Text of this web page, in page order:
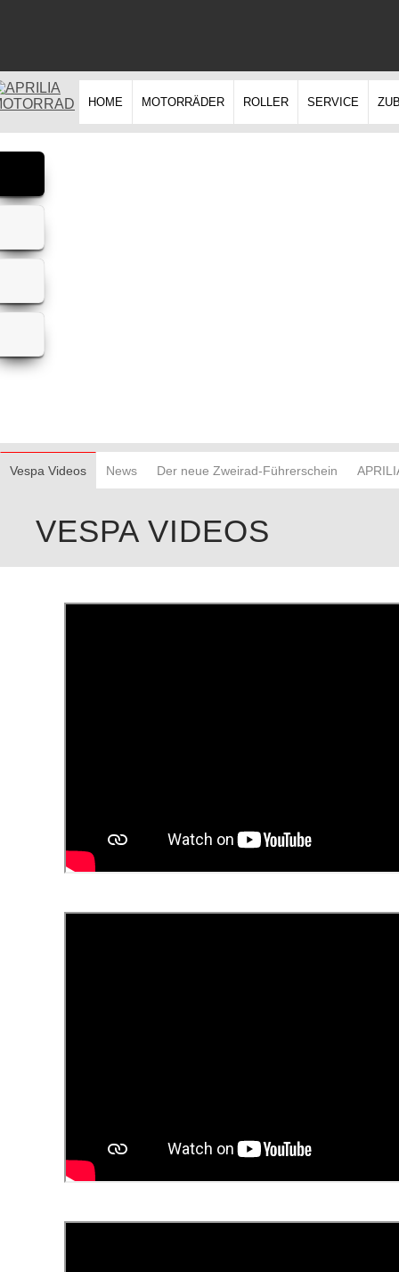
HOME MOTORRÄDER ROLLER SERVICE
Vespa Videos News Der neue Zweirad-Führerschein
VESPA VIDEOS